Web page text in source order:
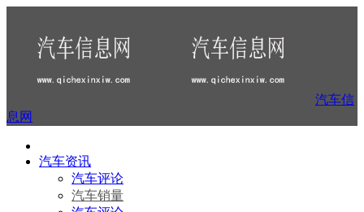
汽车信
息网
汽车资讯
汽车评论
汽车销量